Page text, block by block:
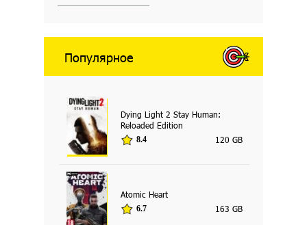
Популярное
Dying Light 2 Stay Human:
Reloaded Edition
8.4 120 GB
Atomic Heart
6.7 163 GB